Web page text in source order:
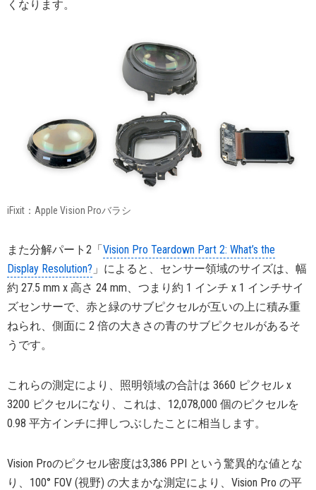
くなります。
iFixit：Apple Vision Proバラシ
また分解パート2「Vision Pro Teardown Part 2: What’s the
Display Resolution? 」によると、センサー領域のサイズは、幅
約 27.5 mm x 高さ 24 mm、つまり約 1 インチ x 1 インチサイ
ズセンサーで、赤と緑のサブピクセルが互いの上に積み重
ねられ、側面に 2 倍の大きさの青のサブピクセルがあるそ
うです。
これらの測定により、照明領域の合計は 3660 ピクセル x
3200 ピクセルになり、これは、12,078,000 個のピクセルを
0.98 平方インチに押しつぶしたことに相当します。
Vision Proのピクセル密度は3,386 PPI という驚異的な値とな
り、100° FOV (視野) の大まかな測定により、Vision Pro の平